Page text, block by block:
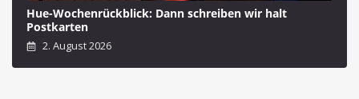
Hue-Wochenrückblick: Dann schreiben wir halt
Postkarten
2. August 2026